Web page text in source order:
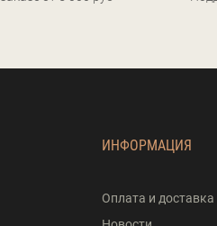
ИНФОРМАЦИЯ
Оплата и доставка